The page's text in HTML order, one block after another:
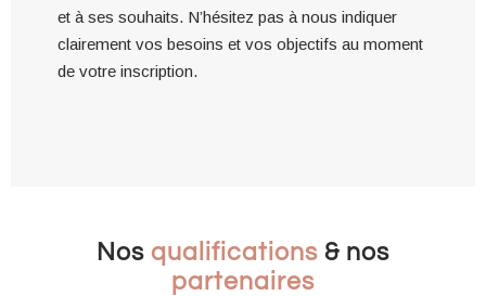
et à ses souhaits. N’hésitez pas à nous indiquer
clairement vos besoins et vos objectifs au moment
de votre inscription.
Nos qualifications & nos
partenaires